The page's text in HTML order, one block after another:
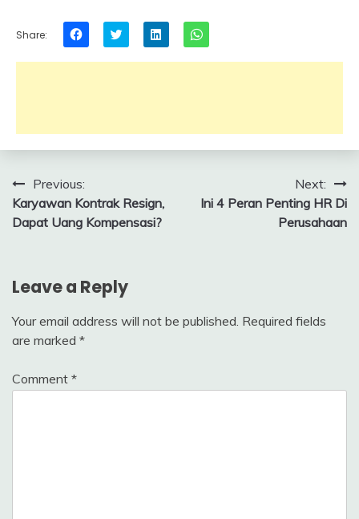
Share:
to
on
to
on
to
on
to
on
Post
navigation
Previous:
Karyawan Kontrak Resign,
Dapat Uang Kompensasi?
Next:
Ini 4 Peran Penting HR Di
Perusahaan
Leave a Reply
Your email address will not be published. Required fields
are marked *
Comment *